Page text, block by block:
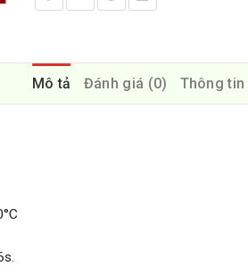
Mô tả Đánh giá (0) Thông tin